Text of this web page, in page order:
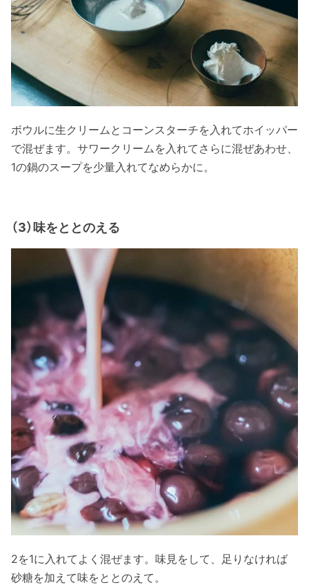
ボウルに生クリームとコーンスターチを入れてホイッパー
で混ぜます。サワークリームを入れてさらに混ぜあわせ、
1の鍋のスープを少量入れてなめらかに。
（3）味をととのえる
2を1に入れてよく混ぜます。味見をして、足りなければ
砂糖を加えて味をととのえて。